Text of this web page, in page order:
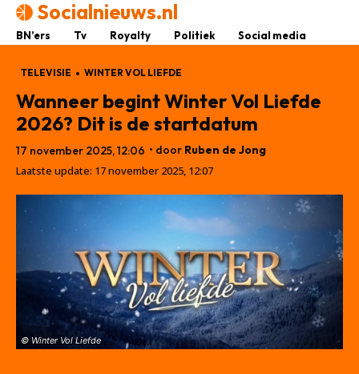
Socialnieuws.nl
BN’ers Tv Royalty Politiek Social media
TELEVISIE WINTER VOL LIEFDE
Wanneer begint Winter Vol Liefde
2026? Dit is de startdatum
17 november 2025, 12:06 • door Ruben de Jong
Laatste update: 17 november 2025, 12:07
© Winter Vol Liefde